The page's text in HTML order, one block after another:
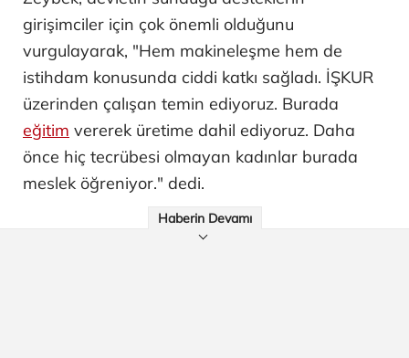
girişimciler için çok önemli olduğunu
vurgulayarak, "Hem makineleşme hem de
istihdam konusunda ciddi katkı sağladı. İŞKUR
üzerinden çalışan temin ediyoruz. Burada
eğitim vererek üretime dahil ediyoruz. Daha
önce hiç tecrübesi olmayan kadınlar burada
meslek öğreniyor." dedi.
Haberin Devamı